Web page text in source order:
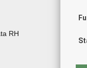
RH